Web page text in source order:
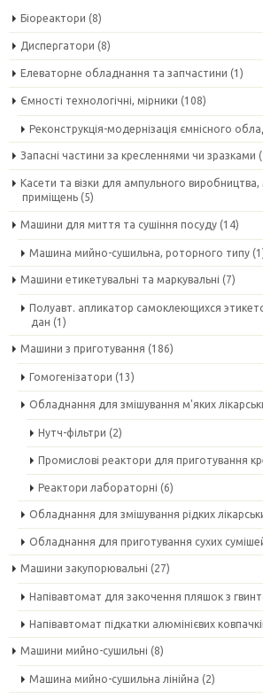
Біореактори (8)
Диспергатори (8)
Елеваторне обладнання та запчастини (1)
Ємності технологічні, мірники (108)
Реконструкція-модернізація ємнісного
Запасні частини за кресленнями чи зразками
Касети та візки для ампульного
приміщень (5)
Машини для миття та сушіння посуду (14)
Машина мийно-сушильна, роторного типу
Машини етикетувальні та маркувальні (7)
Полуавт. апликатор самоклеющихся
дан (1)
Машини з приготування (186)
Гомогенізатори (13)
Обладнання для змішування м'яких
Нутч-фільтри (2)
Промислові реактори для приготування
Реактори лабораторні (6)
Обладнання для змішування рідких
Обладнання для приготування сухих
Машини закупорювальні (27)
Напівавтомат для закочення пляшок з
Напівавтомат підкатки алюмінієвих
Машини мийно-сушильні (8)
Машина мийно-сушильна лінійна (2)